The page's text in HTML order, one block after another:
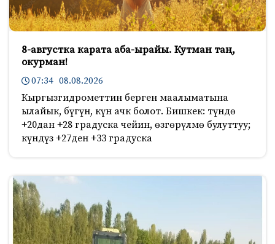
8-августка карата аба-ырайы. Кутман таң,
окурман!
07:34 08.08.2026
Кыргызгидрометтин берген маалыматына
ылайык, бүгүн, күн ачк болот. Бишкек: түндө
+20дан +28 градуска чейин, өзгөрүлмө булуттуу;
күндүз +27ден +33 градуска